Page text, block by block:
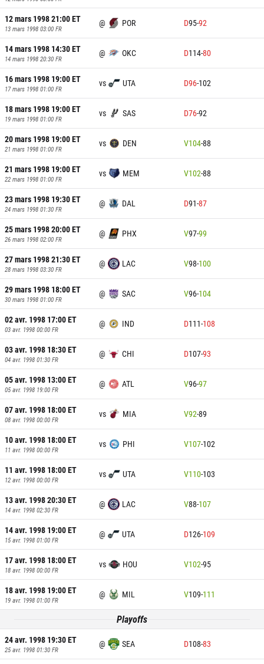
12 mars 1998 21:00ET
13 mars 1998 03:00 FR
@ POR D95-92
14 mars 1998 14:30ET
14 mars 1998 20:30 FR
@ OKC D114-80
16 mars 1998 19:00ET
17 mars 1998 01:00 FR
vs UTA D96-102
18 mars 1998 19:00ET
19 mars 1998 01:00 FR
vs SAS D76-92
20 mars 1998 19:00ET
21 mars 1998 01:00 FR
vs DEN V104-88
21 mars 1998 19:00ET
22 mars 1998 01:00 FR
vs MEM V102-88
23 mars 1998 19:30ET
24 mars 1998 01:30 FR
@ DAL D91-87
25 mars 1998 20:00ET
26 mars 1998 02:00 FR
@ PHX V97-99
27 mars 1998 21:30ET
28 mars 1998 03:30 FR
@ LAC V98-100
29 mars 1998 18:00ET
30 mars 1998 01:00 FR
@ SAC V96-104
02 avr. 1998 17:00ET
03 avr. 1998 00:00 FR
@ IND D111-108
03 avr. 1998 18:30ET
04 avr. 1998 01:30 FR
@ CHI D107-93
05 avr. 1998 13:00ET
05 avr. 1998 19:00 FR
@ ATL V96-97
07 avr. 1998 18:00ET
08 avr. 1998 00:00 FR
vs MIA V92-89
10 avr. 1998 18:00ET
11 avr. 1998 00:00 FR
vs PHI V107-102
11 avr. 1998 18:00ET
12 avr. 1998 00:00 FR
vs UTA V110-103
13 avr. 1998 20:30ET
14 avr. 1998 02:30 FR
@ LAC V88-107
14 avr. 1998 19:00ET
15 avr. 1998 01:00 FR
@ UTA D126-109
17 avr. 1998 18:00ET
18 avr. 1998 00:00 FR
vs HOU V102-95
18 avr. 1998 19:00ET
19 avr. 1998 01:00 FR
@ MIL V109-111
Playoffs
24 avr. 1998 19:30ET
25 avr. 1998 01:30 FR
@ SEA D108-83